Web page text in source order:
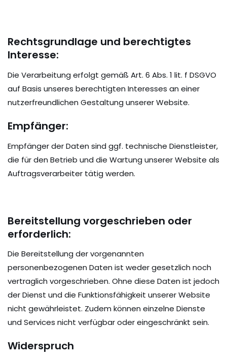
Rechtsgrundlage und berechtigtes
Interesse:
Die Verarbeitung erfolgt gemäß Art. 6 Abs. 1 lit. f DSGVO
auf Basis unseres berechtigten Interesses an einer
nutzerfreundlichen Gestaltung unserer Website.
Empfänger:
Empfänger der Daten sind ggf. technische Dienstleister,
die für den Betrieb und die Wartung unserer Website als
Auftragsverarbeiter tätig werden.
Bereitstellung vorgeschrieben oder
erforderlich:
Die Bereitstellung der vorgenannten
personenbezogenen Daten ist weder gesetzlich noch
vertraglich vorgeschrieben. Ohne diese Daten ist jedoch
der Dienst und die Funktionsfähigkeit unserer Website
nicht gewährleistet. Zudem können einzelne Dienste
und Services nicht verfügbar oder eingeschränkt sein.
Widerspruch